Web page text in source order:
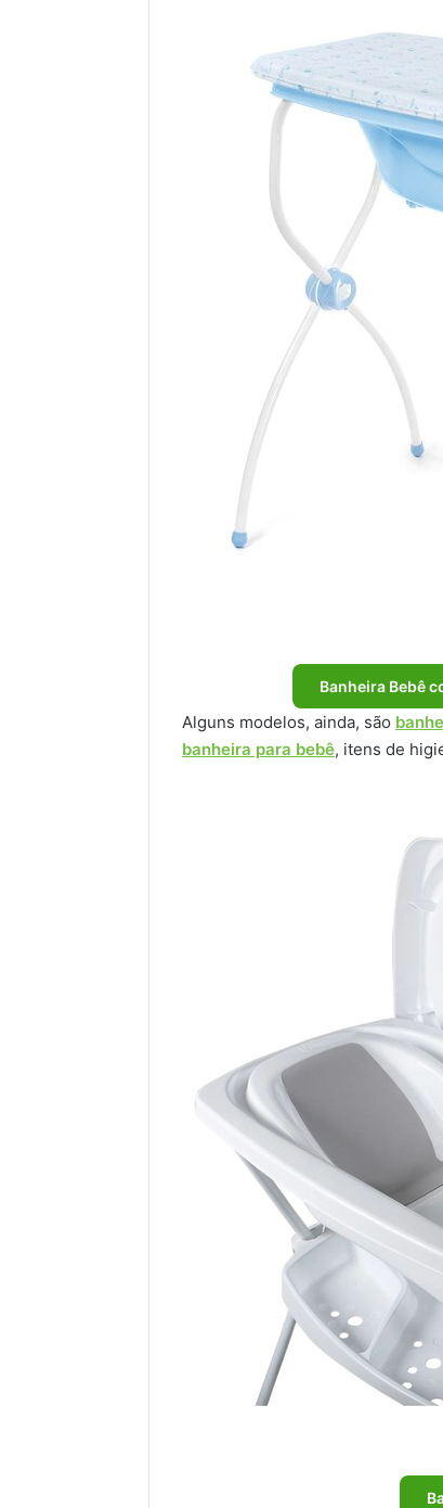
Banheira Bebê
Alguns modelos, ainda, são
banheira para bebê, itens de